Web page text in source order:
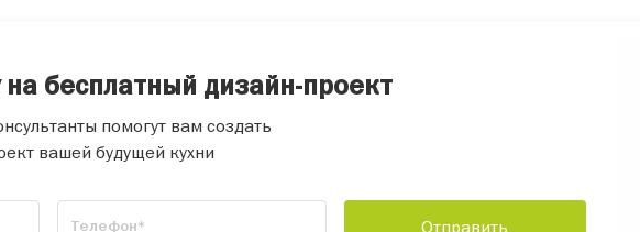
бесплатный дизайн-проект
помогут вам создать
вашей будущей кухни